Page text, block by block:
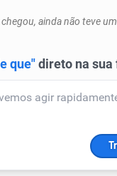
de IA
ainda não teve